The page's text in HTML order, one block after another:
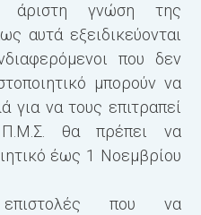
άριστη γνώση της
αυτά εξειδικεύονται
που δεν
μπορούν να
για να τους επιτραπεί
θα πρέπει να
έως 1 Νοεμβρίου
που να